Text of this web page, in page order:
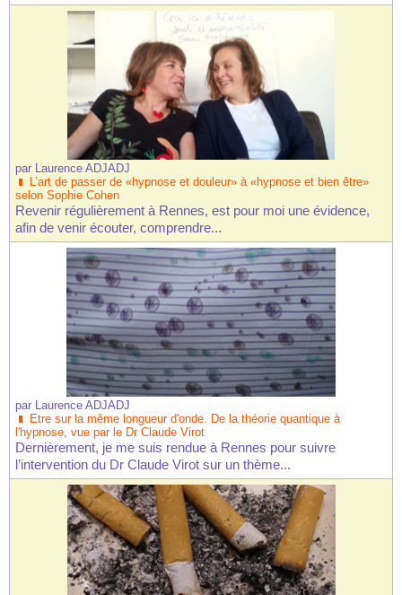
par Laurence ADJADJ
L’art de passer de «hypnose et douleur» à «hypnose et bien être»
selon Sophie Cohen
Revenir régulièrement à Rennes, est pour moi une évidence,
afin de venir écouter, comprendre...
par Laurence ADJADJ
Etre sur la même longueur d'onde. De la théorie quantique à
l'hypnose, vue par le Dr Claude Virot
Dernièrement, je me suis rendue à Rennes pour suivre
l’intervention du Dr Claude Virot sur un thème...